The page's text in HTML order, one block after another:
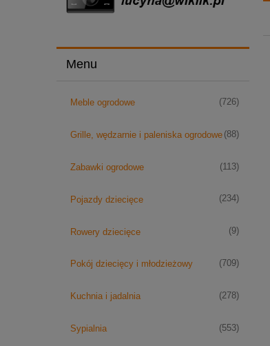
Menu
Meble ogrodowe (726)
Grille, wędzarnie i paleniska ogrodowe (88)
Zabawki ogrodowe (113)
Pojazdy dziecięce (234)
Rowery dziecięce (9)
Pokój dziecięcy i młodzieżowy (709)
Kuchnia i jadalnia (278)
Sypialnia (553)